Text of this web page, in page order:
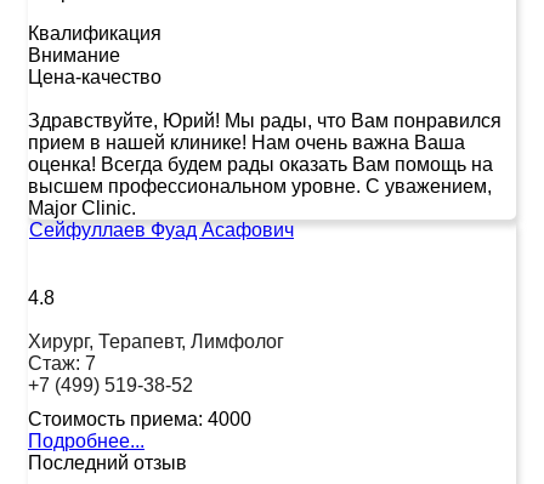
Квалификация
Внимание
Цена-качество
Здравствуйте, Юрий! Мы рады, что Вам понравился
прием в нашей клинике! Нам очень важна Ваша
оценка! Всегда будем рады оказать Вам помощь на
высшем профессиональном уровне. С уважением,
Major Clinic.
Сейфуллаев Фуад Асафович
4.8
Хирург, Терапевт, Лимфолог
Стаж: 7
+7 (499) 519-38-52
Стоимость приема: 4000
Подробнее...
Последний отзыв